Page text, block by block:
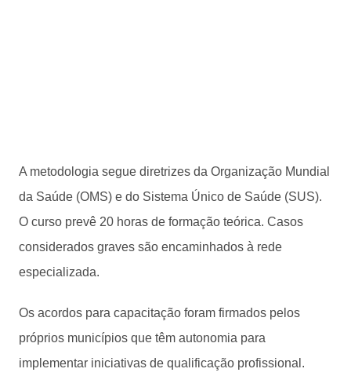
A metodologia segue diretrizes da Organização Mundial
da Saúde (OMS) e do Sistema Único de Saúde (SUS).
O curso prevê 20 horas de formação teórica. Casos
considerados graves são encaminhados à rede
especializada.
Os acordos para capacitação foram firmados pelos
próprios municípios que têm autonomia para
implementar iniciativas de qualificação profissional.